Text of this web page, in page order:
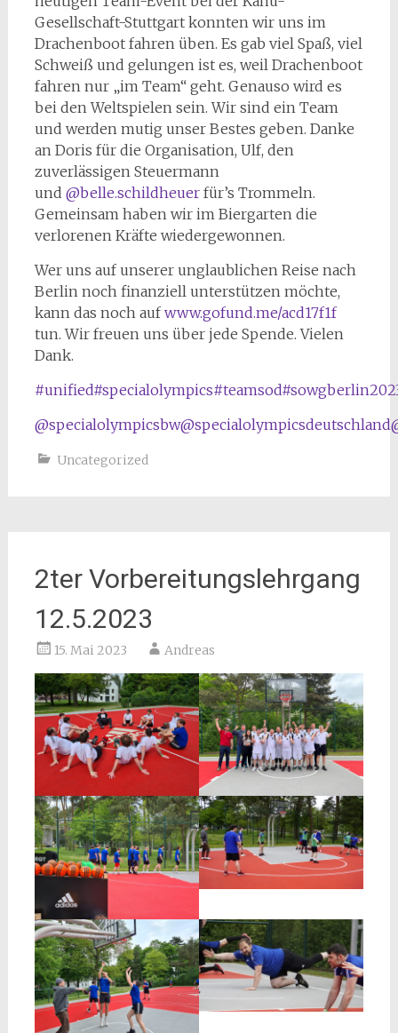
Gesellschaft-Stuttgart konnten wir uns im
Drachenboot fahren üben. Es gab viel Spaß, viel
Schweiß und gelungen ist es, weil Drachenboot
fahren nur „im Team“ geht. Genauso wird es
bei den Weltspielen sein. Wir sind ein Team
und werden mutig unser Bestes geben. Danke
an Doris für die Organisation, Ulf, den
zuverlässigen Steuermann
und @belle.schildheuerfür’s Trommeln.
Gemeinsam haben wir im Biergarten die
verlorenen Kräfte wiedergewonnen.
Wer uns auf unserer unglaublichen Reise nach
Berlin noch finanziell unterstützen möchte,
kann das noch aufwww.gofund.me/acd17f1f
tun. Wir freuen uns über jede Spende. Vielen
Dank.
#unified#specialolympics#teamsod
@specialolympicsbw@specialolympicsdeutschland
Uncategorized
2ter Vorbereitungslehrgang
12.5.2023
15. Mai 2023 Andreas